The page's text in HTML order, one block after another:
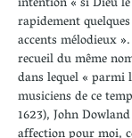
rapidement
accents mélodieux
recueil du même
dans lequel « parmi
musiciens de ce
1623), John